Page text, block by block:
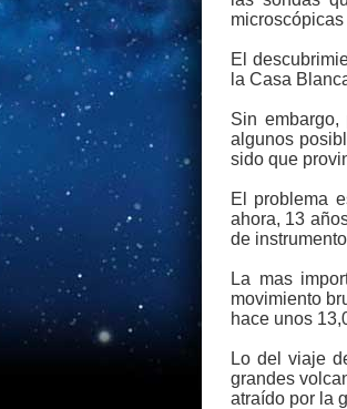
El
la Casa
Sin
algunos
sido que
El problema
ahora, 13
de
La mas
movimiento
hace unos
Lo del viaje
grandes
atraído por la